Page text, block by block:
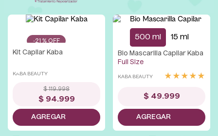
-21 %
Kit Capilar Kaba
KABA BEAUTY
$ 119.998
$ 94.999
500 ml 15 ml
Bio Mascarilla Capilar Kaba
Full Size
KABA BEAUTY ★ ★ ★ ★ ★
$ 49.999